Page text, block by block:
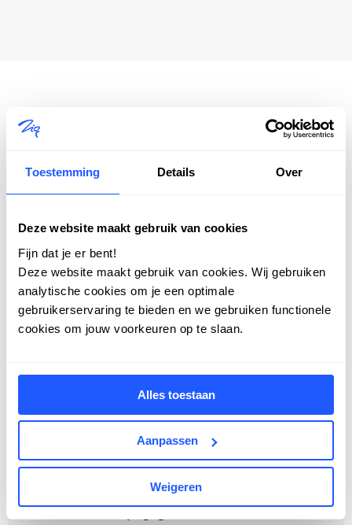
Toestemming Details Over
Deze website maakt gebruik van cookies
Fijn dat je er bent!
Deze website maakt gebruik van cookies. Wij gebruiken
analytische cookies om je een optimale
gebruikerservaring te bieden en we gebruiken functionele
cookies om jouw voorkeuren op te slaan.
Alles toestaan
Aanpassen
Weigeren
Reparatie- of mutatieproces een
gedoe? Zo kan het ook.